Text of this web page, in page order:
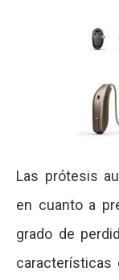
Las prótesis
en cuanto a
grado de
características